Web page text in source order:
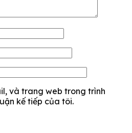
và trang web trong trình
kế tiếp của tôi.